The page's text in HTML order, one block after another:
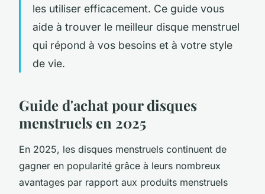
les utiliser efficacement. Ce guide vous
aide à trouver le meilleur disque menstruel
qui répond à vos besoins et à votre style
de vie.
Guide d'achat pour disques
menstruels en 2025
En 2025, les disques menstruels continuent de
gagner en popularité grâce à leurs nombreux
avantages par rapport aux produits menstruels